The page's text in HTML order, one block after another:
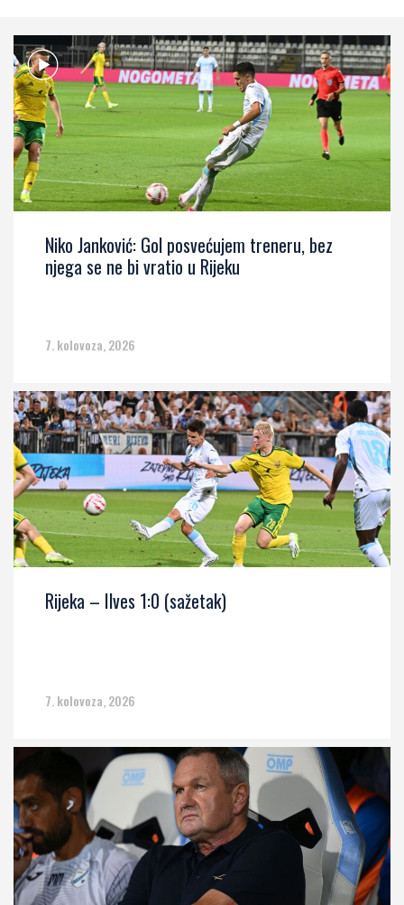
Niko Janković: Gol posvećujem treneru, bez
njega se ne bi vratio u Rijeku
7. kolovoza, 2026
Rijeka – Ilves 1:0 (sažetak)
7. kolovoza, 2026